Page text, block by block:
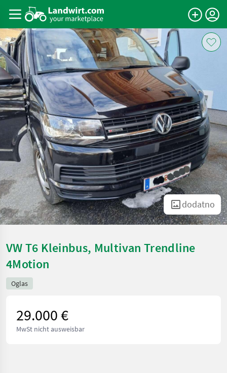
dodatno
VW T6 Kleinbus, Multivan Trendline
4Motion
Oglas
29.000 €
MwSt nicht ausweisbar